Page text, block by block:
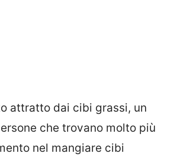
attratto dai cibi grassi, un
che trovano molto più
nel mangiare cibi